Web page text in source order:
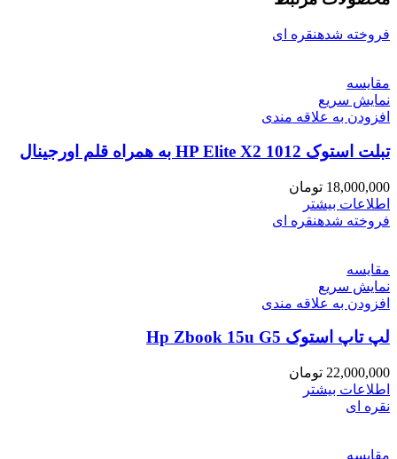
فروخته شدهنقره ای
مقايسه
نمایش سریع
افزودن به علاقه مندی
تبلت استوک HP Elite X2 1012 به همراه قلم اورجینال
18,000,000 تومان
اطلاعات بیشتر
فروخته شدهنقره ای
مقايسه
نمایش سریع
افزودن به علاقه مندی
لپ تاپ استوک Hp Zbook 15u G5
22,000,000 تومان
اطلاعات بیشتر
نقره ای
مقايسه